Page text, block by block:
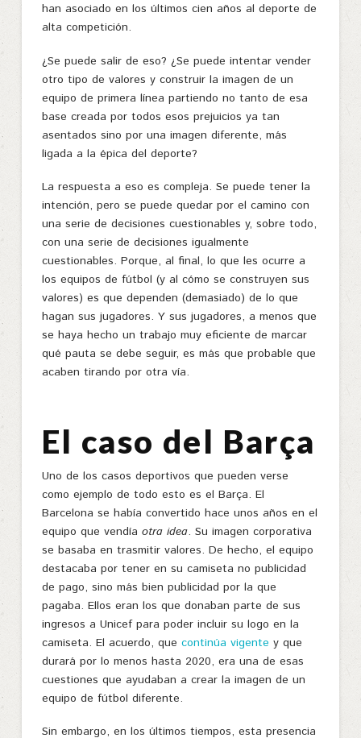
han asociado en los últimos cien años al deporte de
alta competición.
¿Se puede salir de eso? ¿Se puede intentar vender
otro tipo de valores y construir la imagen de un
equipo de primera línea partiendo no tanto de esa
base creada por todos esos prejuicios ya tan
asentados sino por una imagen diferente, más
ligada a la épica del deporte?
La respuesta a eso es compleja. Se puede tener la
intención, pero se puede quedar por el camino con
una serie de decisiones cuestionables y, sobre todo,
con una serie de decisiones igualmente
cuestionables. Porque, al final, lo que les ocurre a
los equipos de fútbol (y al cómo se construyen sus
valores) es que dependen (demasiado) de lo que
hagan sus jugadores. Y sus jugadores, a menos que
se haya hecho un trabajo muy eficiente de marcar
qué pauta se debe seguir, es más que probable que
acaben tirando por otra vía.
El caso del Barça
Uno de los casos deportivos que pueden verse
como ejemplo de todo esto es el Barça. El
Barcelona se había convertido hace unos años en el
equipo que vendía otra idea. Su imagen corporativa
se basaba en trasmitir valores. De hecho, el equipo
destacaba por tener en su camiseta no publicidad
de pago, sino más bien publicidad por la que
pagaba. Ellos eran los que donaban parte de sus
ingresos a Unicef para poder incluir su logo en la
camiseta. El acuerdo, que continúa vigente y que
durará por lo menos hasta 2020, era una de esas
cuestiones que ayudaban a crear la imagen de un
equipo de fútbol diferente.
Sin embargo, en los últimos tiempos, esta presencia